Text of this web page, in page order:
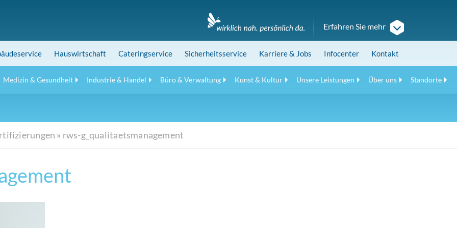
Erfahren Sie mehr
Medizin & Gesundheit Industrie & Handel Büro & Verwaltung Kunst & Kultur Unsere Leistungen Über uns Standorte
Hauswirtschaft Cateringservice Sicherheitsservice Karriere& Jobs Infocenter Kontakt
» rws-g_qualitaetsmanagement